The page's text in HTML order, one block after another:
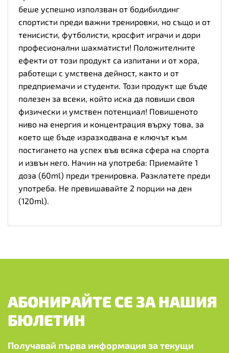
беше успешно използван от бодибилдинг
спортисти преди важни тренировки, но също и от
тенисисти, футболисти, кросфит играчи и дори
професионални шахматисти! Положителните
ефекти от този продукт са изпитани и от хора,
работещи с умствена дейност, както и от
предприемачи и студенти. Този продукт ще бъде
полезен за всеки, който иска да повиши своя
физически и умствен потенциал! Повишеното
ниво на енергия и концентрация върху това, за
което ще бъде изразходвана е ключът към
постигането на успех във всяка сфера на спорта
и извън него. Начин на употреба: Приемайте 1
доза (60ml) преди тренировка. Разклатете преди
употреба. Не превишавайте 2 порции на ден
(120ml).
АБОНИРАЙТЕ СЕ ЗА НАШИЯ
БЮЛЕТИН
Получавай първа информация за текущи